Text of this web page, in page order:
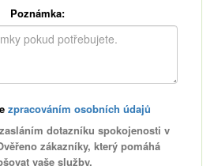
Poznámka:
zpracováním osobních údajů
dotazníku spokojenosti v
zákazníky, který pomáhá
vaše služby.